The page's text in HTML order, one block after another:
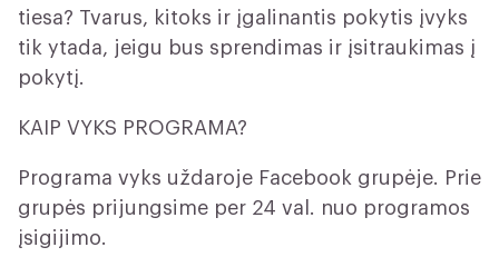
tiesa? Tvarus, kitoks ir įgalinantis pokytis įvyks
tik ytada, jeigu bus sprendimas ir įsitraukimas į
pokytį.
KAIP VYKS PROGRAMA?
Programa vyks uždaroje Facebook grupėje. Prie
grupės prijungsime per 24 val. nuo programos
įsigijimo.